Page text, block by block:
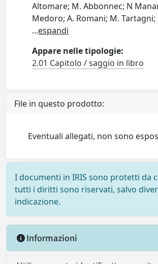
Altomare; M. Abbonnec; N
Medoro; A. Romani; M. Tartagni;
...espandi
Appare nelle tipologie:
2.01 Capitolo / saggio in libro
File in questo prodotto:
Eventuali allegati, non sono
I documenti in IRIS sono protetti da
tutti i diritti sono riservati, salvo
indicazione.
Informazioni